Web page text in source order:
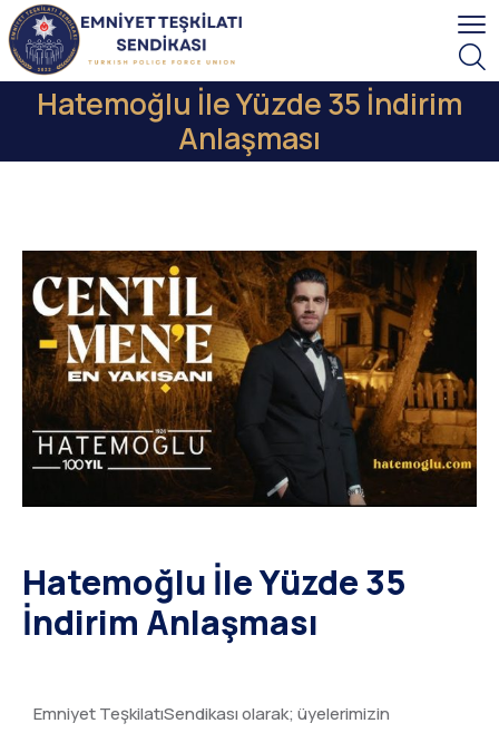
Hatemoğlu İle Yüzde 35 İndirim
Anlaşması
Hatemoğlu İle Yüzde 35
İndirim Anlaşması
Emniyet TeşkilatıSendikası olarak; üyelerimizin